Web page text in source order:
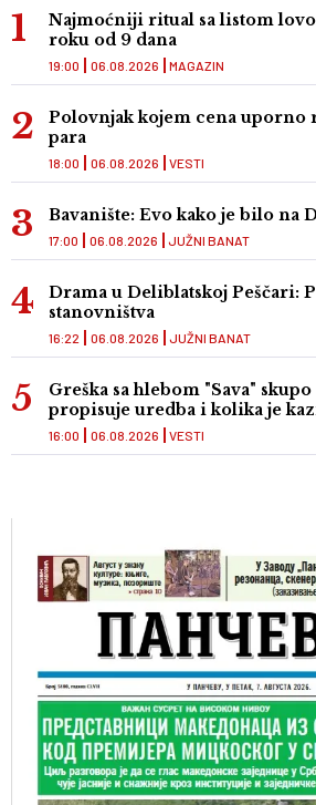
Najmoćniji ritual sa listom
roku od 9 dana
MAGAZIN
19:00 06.08.2026
Polovnjak kojem cena uporno
para
VESTI
18:00 06.08.2026
Bavanište: Evo kako je bilo na
JUŽNI BANAT
17:00 06.08.2026
Drama u Deliblatskoj Peščari:
stanovništva
JUŽNI BANAT
16:22 06.08.2026
Greška sa hlebom "Sava" skupo
propisuje uredba i kolika je
VESTI
16:00 06.08.2026